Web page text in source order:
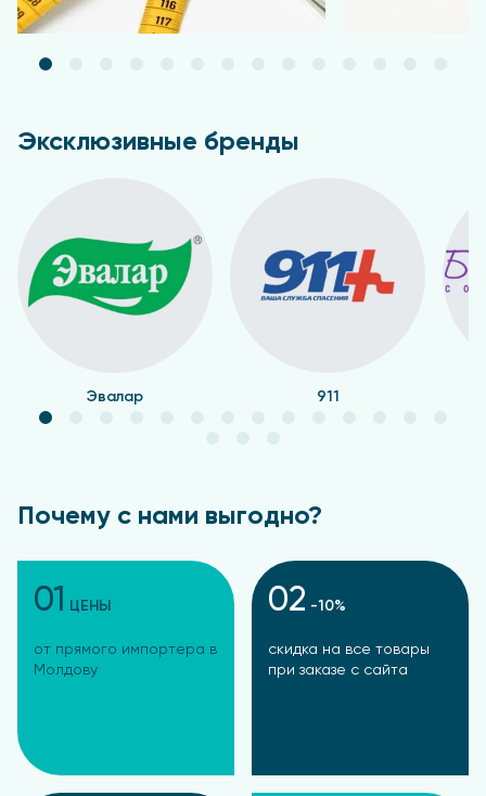
Эксклюзивные бренды
Эвалар 911
Почему с нами выгодно?
01 ЦЕНЫ
от прямого импортера в
Молдову
02 -10%
скидка на все товары
при заказе с сайта